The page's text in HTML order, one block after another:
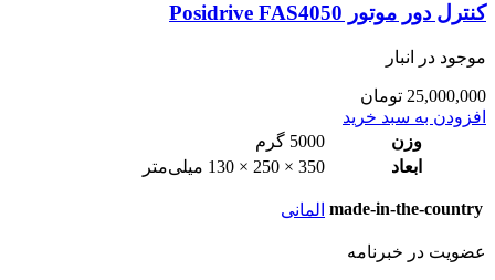
کنترل دور موتور Posidrive FAS4050
موجود در انبار
25,000,000 تومان
افزودن به سبد خرید
وزن
5000 گرم
ابعاد
350 × 250 × 130 میلی‌متر
made-in-the-country المانی
عضویت در خبرنامه